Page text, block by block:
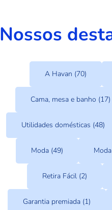
Nossos
A Havan (70)
Cama, mesa e banho (17)
Utilidades domésticas (48)
Moda (49)
Retira Fácil (2)
Garantia premiada (1)